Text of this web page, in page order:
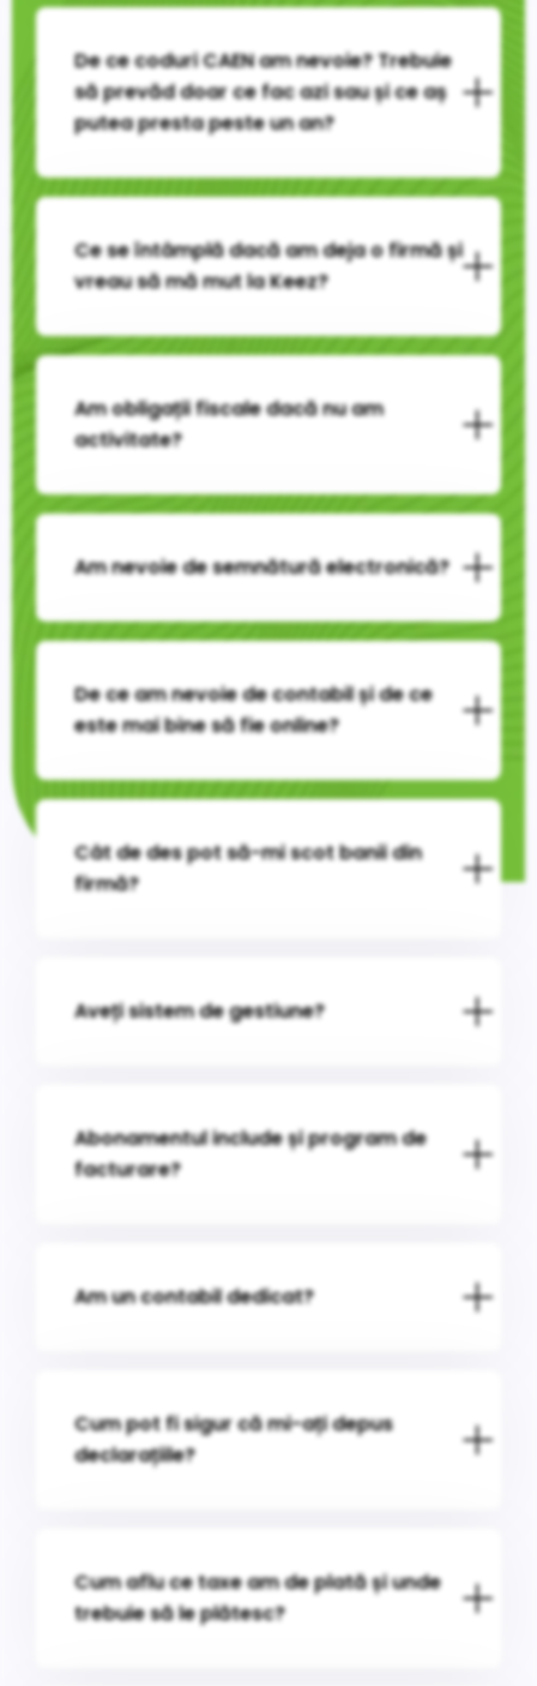
De ce coduri CAEN am nevoie? Trebuie
să prevăd doar ce fac azi sau și ce aș
putea presta peste un an?
Ce se întâmplă dacă am deja o firmă și
vreau să mă mut la Keez?
Am obligații fiscale dacă nu am
activitate?
Am nevoie de semnătură electronică?
De ce am nevoie de contabil și de ce
este mai bine să fie online?
Cât de des pot să-mi scot banii din
firmă?
Aveți sistem de gestiune?
Abonamentul include și program de
facturare?
Am un contabil dedicat?
Cum pot fi sigur că mi-ați depus
declarațiile?
Cum aflu ce taxe am de plată și unde
trebuie să le plătesc?